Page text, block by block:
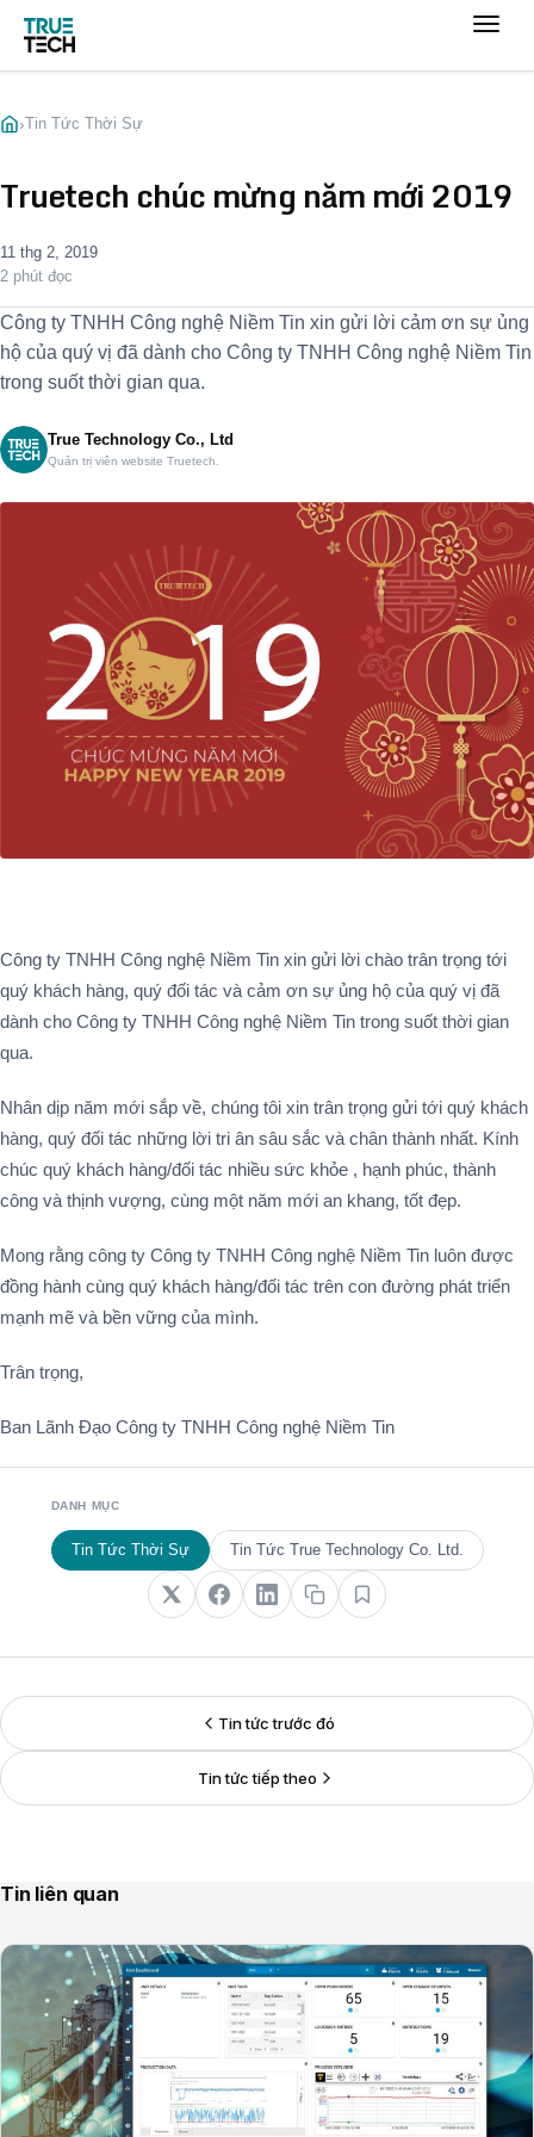
›Tin Tức Thời Sự
Truetech chúc mừng năm mới 2019
11 thg 2, 2019
2 phút đọc
Công ty TNHH Công nghệ Niềm Tin xin gửi lời cảm ơn sự ủng
hộ của quý vị đã dành cho Công ty TNHH Công nghệ Niềm Tin
trong suốt thời gian qua.
True Technology Co., Ltd
Quản trị viên website Truetech.
Công ty TNHH Công nghệ Niềm Tin xin gửi lời chào trân trọng tới
quý khách hàng, quý đối tác và cảm ơn sự ủng hộ của quý vị đã
dành cho Công ty TNHH Công nghệ Niềm Tin trong suốt thời gian
qua.
Nhân dịp năm mới sắp về, chúng tôi xin trân trọng gửi tới quý khách
hàng, quý đối tác những lời tri ân sâu sắc và chân thành nhất. Kính
chúc quý khách hàng/đối tác nhiều sức khỏe , hạnh phúc, thành
công và thịnh vượng, cùng một năm mới an khang, tốt đẹp.
Mong rằng công ty Công ty TNHH Công nghệ Niềm Tin luôn được
đồng hành cùng quý khách hàng/đối tác trên con đường phát triển
mạnh mẽ và bền vững của mình.
Trân trọng,
Ban Lãnh Đạo Công ty TNHH Công nghệ Niềm Tin
DANH MỤC
Tin Tức Thời Sự Tin Tức True Technology Co. Ltd.
Tin tức trước đó
Tin tức tiếp theo
Tin liên quan